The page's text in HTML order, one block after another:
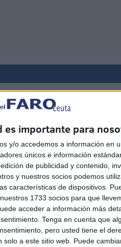
es importante para
y/o accedemos a información en
únicos e información
de publicidad y contenido,
y nuestros socios podemos
características de dispositivos.
1733 socios para que
acceder a información más
Tenga en cuenta que
pero usted tiene el
a este sitio web. Puede
Exigen al Gobierno que la
final de la Copa Mundial de
fútbol 2030 sea en España,
no en Marruecos
HACE 18 MINUTOS
La Guardia Civil localiza un
cadáver en Juan XXIII
HACE 2 HORAS